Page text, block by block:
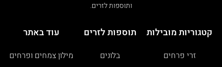
ותוספות לזרים.
קטגוריות מובילות
זרי פרחים
תוספות לזרים
בלונים
עוד באתר
מילון צמחים ופרחים